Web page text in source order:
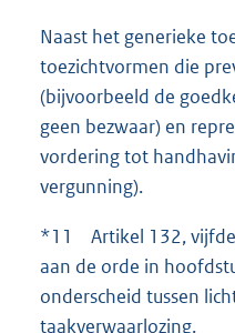
Naast het generieke
toezichtvormen die
(bijvoorbeeld de
geen bezwaar) en
vordering tot
vergunning).
*11 Artikel 132, vijfde
aan de orde in
onderscheid tussen
taakverwaarlozing.